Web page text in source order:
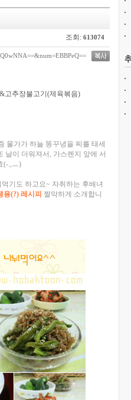
조회: 613074
고추장불고기(제육볶음)
물가가 하늘 똥꾸녕을 찌를 태세
날이 더워져서, 가스렌지 앞에 서
(-.,ㅡ)
기도 하고요~ 자취하는 후배녀
용(?) 레시피 짤막하게 소개합니